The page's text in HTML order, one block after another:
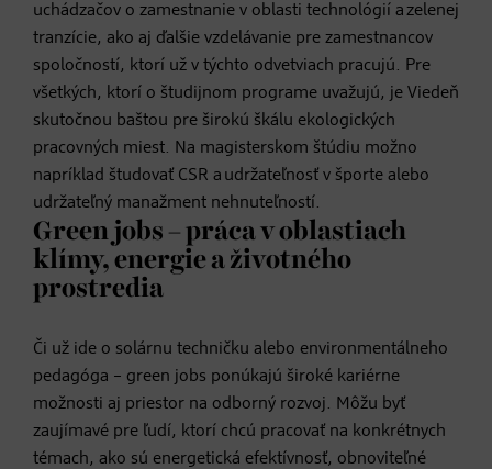
uchádzačov o zamestnanie v oblasti technológií a zelenej
tranzície, ako aj ďalšie vzdelávanie pre zamestnancov
spoločností, ktorí už v týchto odvetviach pracujú. Pre
všetkých, ktorí o študijnom programe uvažujú, je Viedeň
skutočnou baštou pre širokú škálu ekologických
pracovných miest. Na magisterskom štúdiu možno
napríklad študovať CSR a udržateľnosť v športe alebo
udržateľný manažment nehnuteľností.
Green jobs – práca v oblastiach
klímy, energie a životného
prostredia
Či už ide o solárnu techničku alebo environmentálneho
pedagóga – green jobs ponúkajú široké kariérne
možnosti aj priestor na odborný rozvoj. Môžu byť
zaujímavé pre ľudí, ktorí chcú pracovať na konkrétnych
témach, ako sú energetická efektívnosť, obnoviteľné